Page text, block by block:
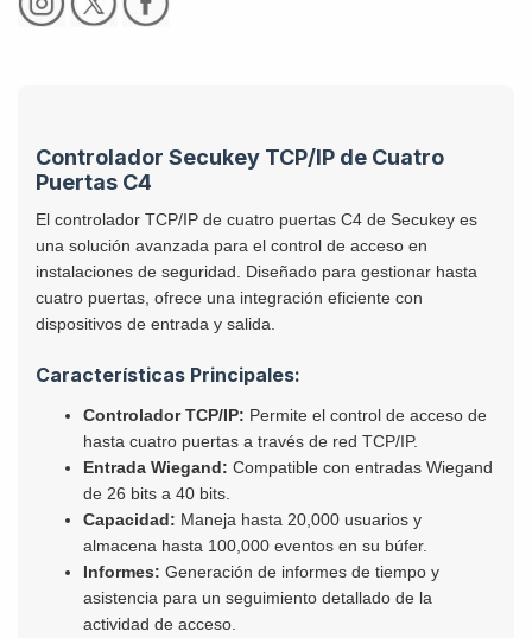
Controlador Secukey TCP/IP de Cuatro
Puertas C4
El controlador TCP/IP de cuatro puertas C4 de Secukey es
una solución avanzada para el control de acceso en
instalaciones de seguridad. Diseñado para gestionar hasta
cuatro puertas, ofrece una integración eficiente con
dispositivos de entrada y salida.
Características Principales:
Controlador TCP/IP: Permite el control de acceso de
hasta cuatro puertas a través de red TCP/IP.
Entrada Wiegand: Compatible con entradas Wiegand
de 26 bits a 40 bits.
Capacidad: Maneja hasta 20,000 usuarios y
almacena hasta 100,000 eventos en su búfer.
Informes: Generación de informes de tiempo y
asistencia para un seguimiento detallado de la
actividad de acceso.